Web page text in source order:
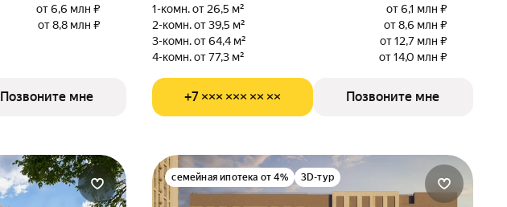
от 6,6 млн ₽
от 8,8 млн ₽
Позвоните мне
1-комн. от 26,5 м²
от 6,1 млн ₽
2-комн. от 39,5 м²
от 8,6 млн ₽
3-комн. от 64,4 м²
от 12,7 млн ₽
4-комн. от 77,3 м²
от 14,0 млн ₽
+7 ××× ××× ×× ×× Позвоните мне
семейная ипотека от 4% 3D-тур